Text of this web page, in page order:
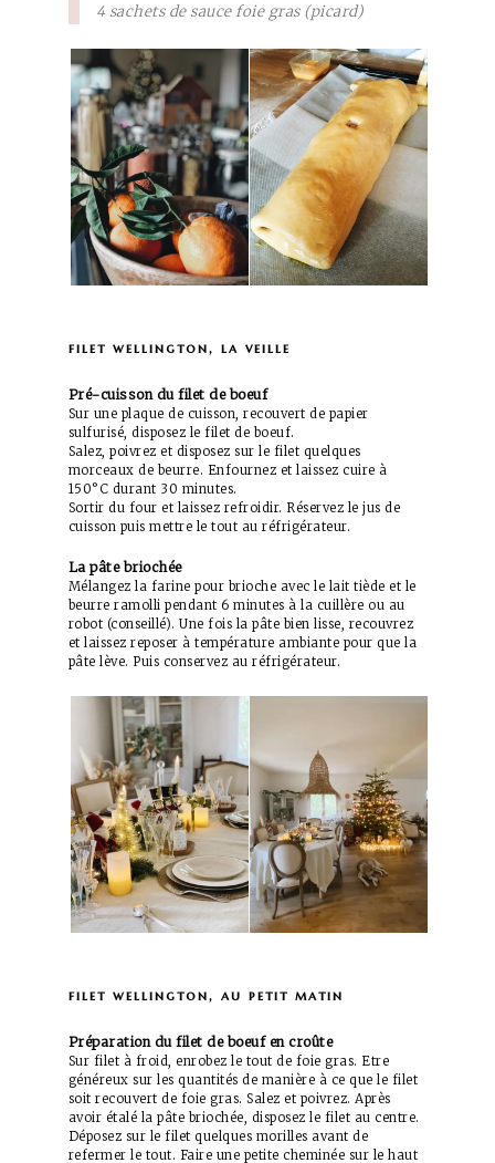
4 sachets de sauce foie gras (picard)
filet wellington, la veille
Pré-cuisson du filet de boeuf
Sur une plaque de cuisson, recouvert de papier
sulfurisé, disposez le filet de boeuf.
Salez, poivrez et disposez sur le filet quelques
morceaux de beurre. Enfournez et laissez cuire à
150°C durant 30 minutes.
Sortir du four et laissez refroidir. Réservez le jus de
cuisson puis mettre le tout au réfrigérateur.
La pâte briochée
Mélangez la farine pour brioche avec le lait tiède et le
beurre ramolli pendant 6 minutes à la cuillère ou au
robot (conseillé). Une fois la pâte bien lisse, recouvrez
et laissez reposer à température ambiante pour que la
pâte lève. Puis conservez au réfrigérateur.
filet wellington, au petit matin
Préparation du filet de boeuf en croûte
Sur filet à froid, enrobez le tout de foie gras. Etre
généreux sur les quantités de manière à ce que le filet
soit recouvert de foie gras. Salez et poivrez. Après
avoir étalé la pâte briochée, disposez le filet au centre.
Déposez sur le filet quelques morilles avant de
refermer le tout. Faire une petite cheminée sur le haut